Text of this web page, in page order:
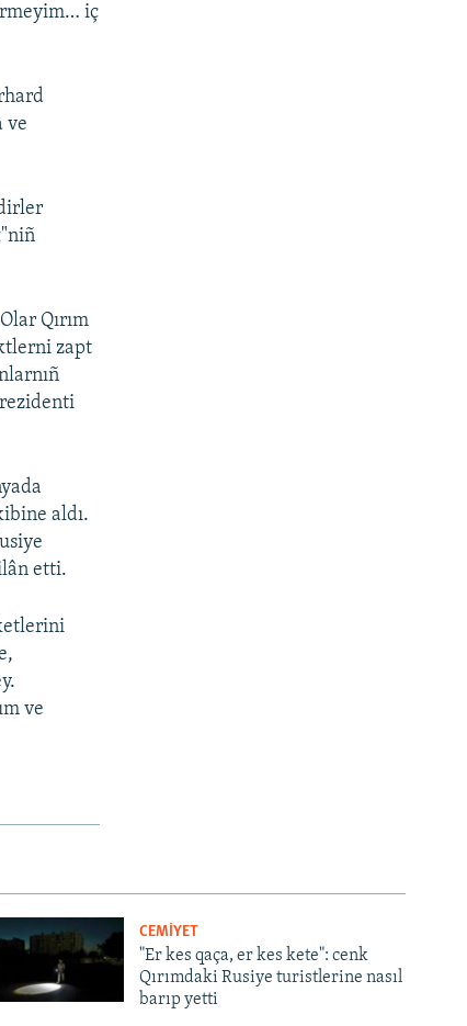
iç
ve
Qırım
zapt
aldı.
etti.
ve
CEMİYET
"Er kes qaça, er kes kete": cenk
Qırımdaki Rusiye turistlerine nasıl
barıp yetti